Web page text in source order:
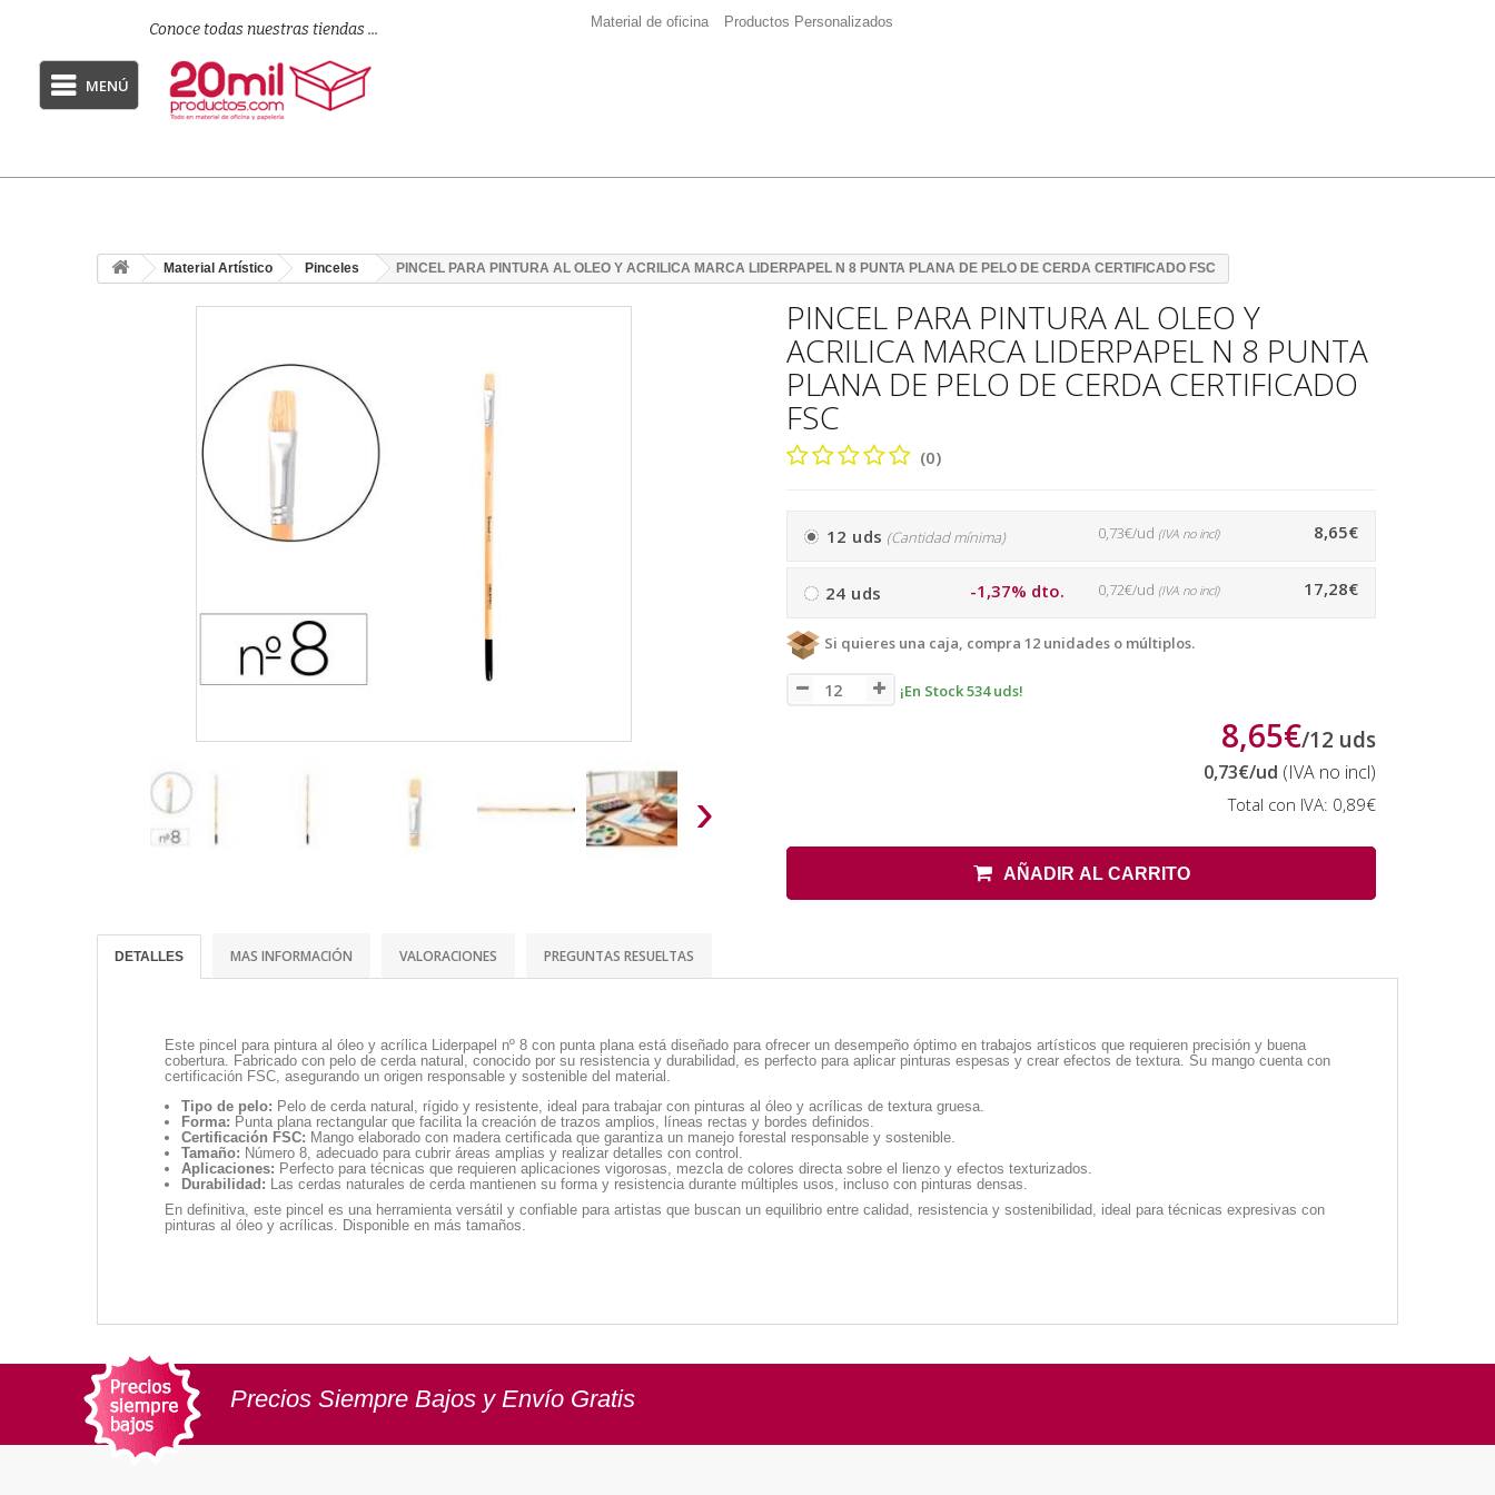
Conoce todas nuestras tiendas ... Material de oficina Productos Personalizados
MENÚ
Material Artístico Pinceles PINCEL PARA PINTURA AL OLEO Y ACRILICA MARCA LIDERPAPEL N 8 PUNTA PLANA DE PELO DE CERDA CERTIFICADO FSC
›
PINCEL PARA PINTURA AL OLEO Y
ACRILICA MARCA LIDERPAPEL N 8 PUNTA
PLANA DE PELO DE CERDA CERTIFICADO
FSC
(0)
12 uds (Cantidad mínima) 8,65€
0,73€/ud (IVA no incl)
24 uds -1,37% dto. 17,28€
0,72€/ud (IVA no incl)
Si quieres una caja, compra 12 unidades o múltiplos.
¡En Stock 534 uds!
8,65€/12 uds
0,73€/ud (IVA no incl)
Total con IVA: 0,89€
AÑADIR AL CARRITO
DETALLES MAS INFORMACIÓN VALORACIONES PREGUNTAS RESUELTAS
Este pincel para pintura al óleo y acrílica Liderpapel nº 8 con punta plana está diseñado para ofrecer un desempeño óptimo en trabajos artísticos que requieren precisión y buena
cobertura. Fabricado con pelo de cerda natural, conocido por su resistencia y durabilidad, es perfecto para aplicar pinturas espesas y crear efectos de textura. Su mango cuenta con
certificación FSC, asegurando un origen responsable y sostenible del material.
Tipo de pelo: Pelo de cerda natural, rígido y resistente, ideal para trabajar con pinturas al óleo y acrílicas de textura gruesa.
Forma: Punta plana rectangular que facilita la creación de trazos amplios, líneas rectas y bordes definidos.
Certificación FSC: Mango elaborado con madera certificada que garantiza un manejo forestal responsable y sostenible.
Tamaño: Número 8, adecuado para cubrir áreas amplias y realizar detalles con control.
Aplicaciones: Perfecto para técnicas que requieren aplicaciones vigorosas, mezcla de colores directa sobre el lienzo y efectos texturizados.
Durabilidad: Las cerdas naturales de cerda mantienen su forma y resistencia durante múltiples usos, incluso con pinturas densas.
En definitiva, este pincel es una herramienta versátil y confiable para artistas que buscan un equilibrio entre calidad, resistencia y sostenibilidad, ideal para técnicas expresivas con
pinturas al óleo y acrílicas. Disponible en más tamaños.
Precios Siempre Bajos y Envío Gratis